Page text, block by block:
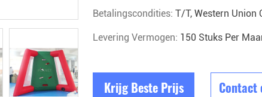
Betalingscondities: T/T, Western Union
Levering Vermogen: 150 Stuks Per
Krijg Beste Prijs Contact